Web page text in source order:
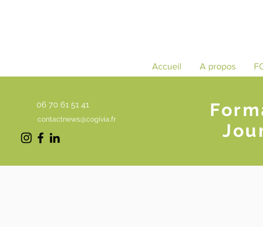
Accueil A propos
06 70 61 51 41
contactnews@cogivia.fr